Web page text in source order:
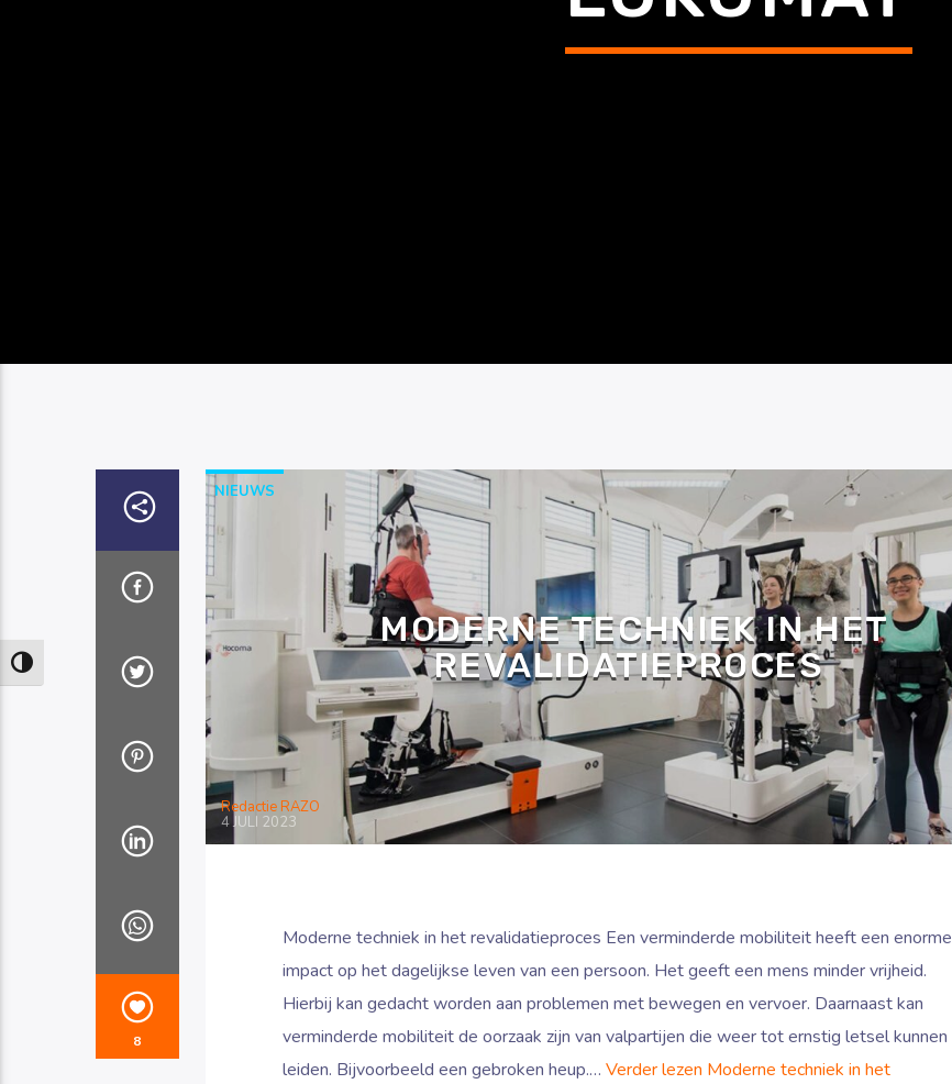
Keuze voor hoog contrast
8
NIEUWS
MODERNE TECHNIEK IN HET
REVALIDATIEPROCES
Redactie RAZO
4 JULI 2023
Moderne techniek in het revalidatieproces Een verminderde mobiliteit heeft een enorme
impact op het dagelijkse leven van een persoon. Het geeft een mens minder vrijheid.
Hierbij kan gedacht worden aan problemen met bewegen en vervoer. Daarnaast kan
verminderde mobiliteit de oorzaak zijn van valpartijen die weer tot ernstig letsel kunnen
leiden. Bijvoorbeeld een gebroken heup.… Verder lezen Moderne techniek in het